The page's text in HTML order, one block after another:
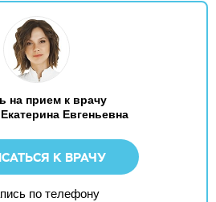
на прием к врачу
Евгеньевна
К ВРАЧУ
по телефону